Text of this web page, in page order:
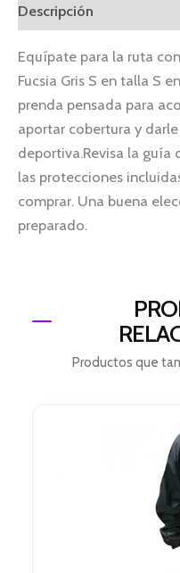
Descripción
Equípate para la ruta
Fucsia Gris S en talla S
prenda pensada para
aportar cobertura y
deportiva.Revisa la
las protecciones
comprar. Una buena
preparado.
Productos que